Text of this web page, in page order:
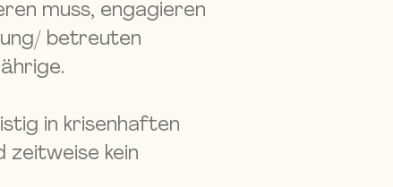
muss, engagieren
betreuten
in krisenhaften
zeitweise kein